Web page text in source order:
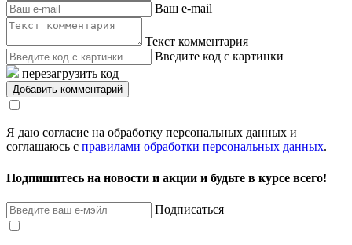
Ваш e-mail
Текст комментария
Введите код с картинки
перезагрузить код
Я даю согласие на обработку персональных данных и
соглашаюсь с правилами обработки персональных данных.
Подпишитесь на новости и акции и будьте в курсе всего!
Подписаться